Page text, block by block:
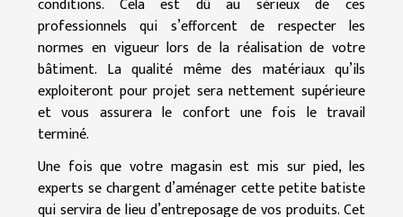
professionnels qui s’efforcent de respecter les
normes en vigueur lors de la réalisation de votre
bâtiment. La qualité même des matériaux qu’ils
exploiteront pour projet sera nettement supérieure
et vous assurera le confort une fois le travail
terminé.
Une fois que votre magasin est mis sur pied, les
experts se chargent d’aménager cette petite batiste
qui servira de lieu d’entreposage de vos produits. Cet